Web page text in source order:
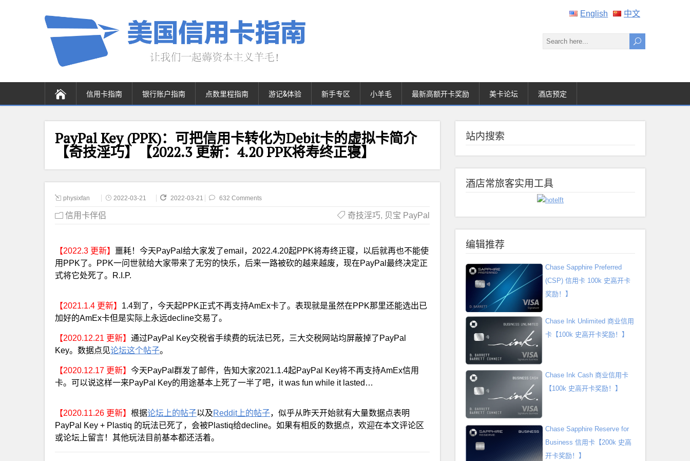
English 中文
信用卡指南 银行账户指南 点数里程指南 游记&体验 新手专区 小羊毛 最新高额开卡奖励 美卡论坛 酒店预定
PayPal Key (PPK)：可把信用卡转化为Debit卡的虚拟卡简介
【奇技淫巧】【2022.3 更新：4.20 PPK将寿终正寝】
physixfan 2022-03-21 2022-03-21 632 Comments
信用卡伴侣 奇技淫巧, 贝宝 PayPal
【2022.3 更新】 噩耗！今天PayPal给大家发了email，2022.4.20起PPK将寿终正寝，以后就再也不能使
用PPK了。PPK一问世就给大家带来了无穷的快乐，后来一路被砍的越来越废，现在PayPal最终决定正
式将它处死了。R.I.P.
【2021.1.4 更新】 1.4到了，今天起PPK正式不再支持AmEx卡了。表现就是虽然在PPK那里还能选出已
加好的AmEx卡但是实际上永远decline交易了。
【2020.12.21 更新】 通过PayPal Key交税省手续费的玩法已死，三大交税网站均屏蔽掉了PayPal
Key。数据点见论坛这个帖子。
【2020.12.17 更新】 今天PayPal群发了邮件，告知大家2021.1.4起PayPal Key将不再支持AmEx信用
卡。可以说这样一来PayPal Key的用途基本上死了一半了吧，it was fun while it lasted…
【2020.11.26 更新】 根据论坛上的帖子以及Reddit上的帖子，似乎从昨天开始就有大量数据点表明
PayPal Key + Plastiq 的玩法已死了，会被Plastiq给decline。如果有相反的数据点，欢迎在本文评论区
或论坛上留言！其他玩法目前基本都还活着。
站内搜索
酒店常旅客实用工具
编辑推荐
Chase Sapphire Preferred
(CSP) 信用卡 100k 史高开卡
奖励！】
Chase Ink Unlimited 商业信用
卡【100k 史高开卡奖励！】
Chase Ink Cash 商业信用卡
【100k 史高开卡奖励！】
Chase Sapphire Reserve for
Business 信用卡【200k 史高
开卡奖励！】